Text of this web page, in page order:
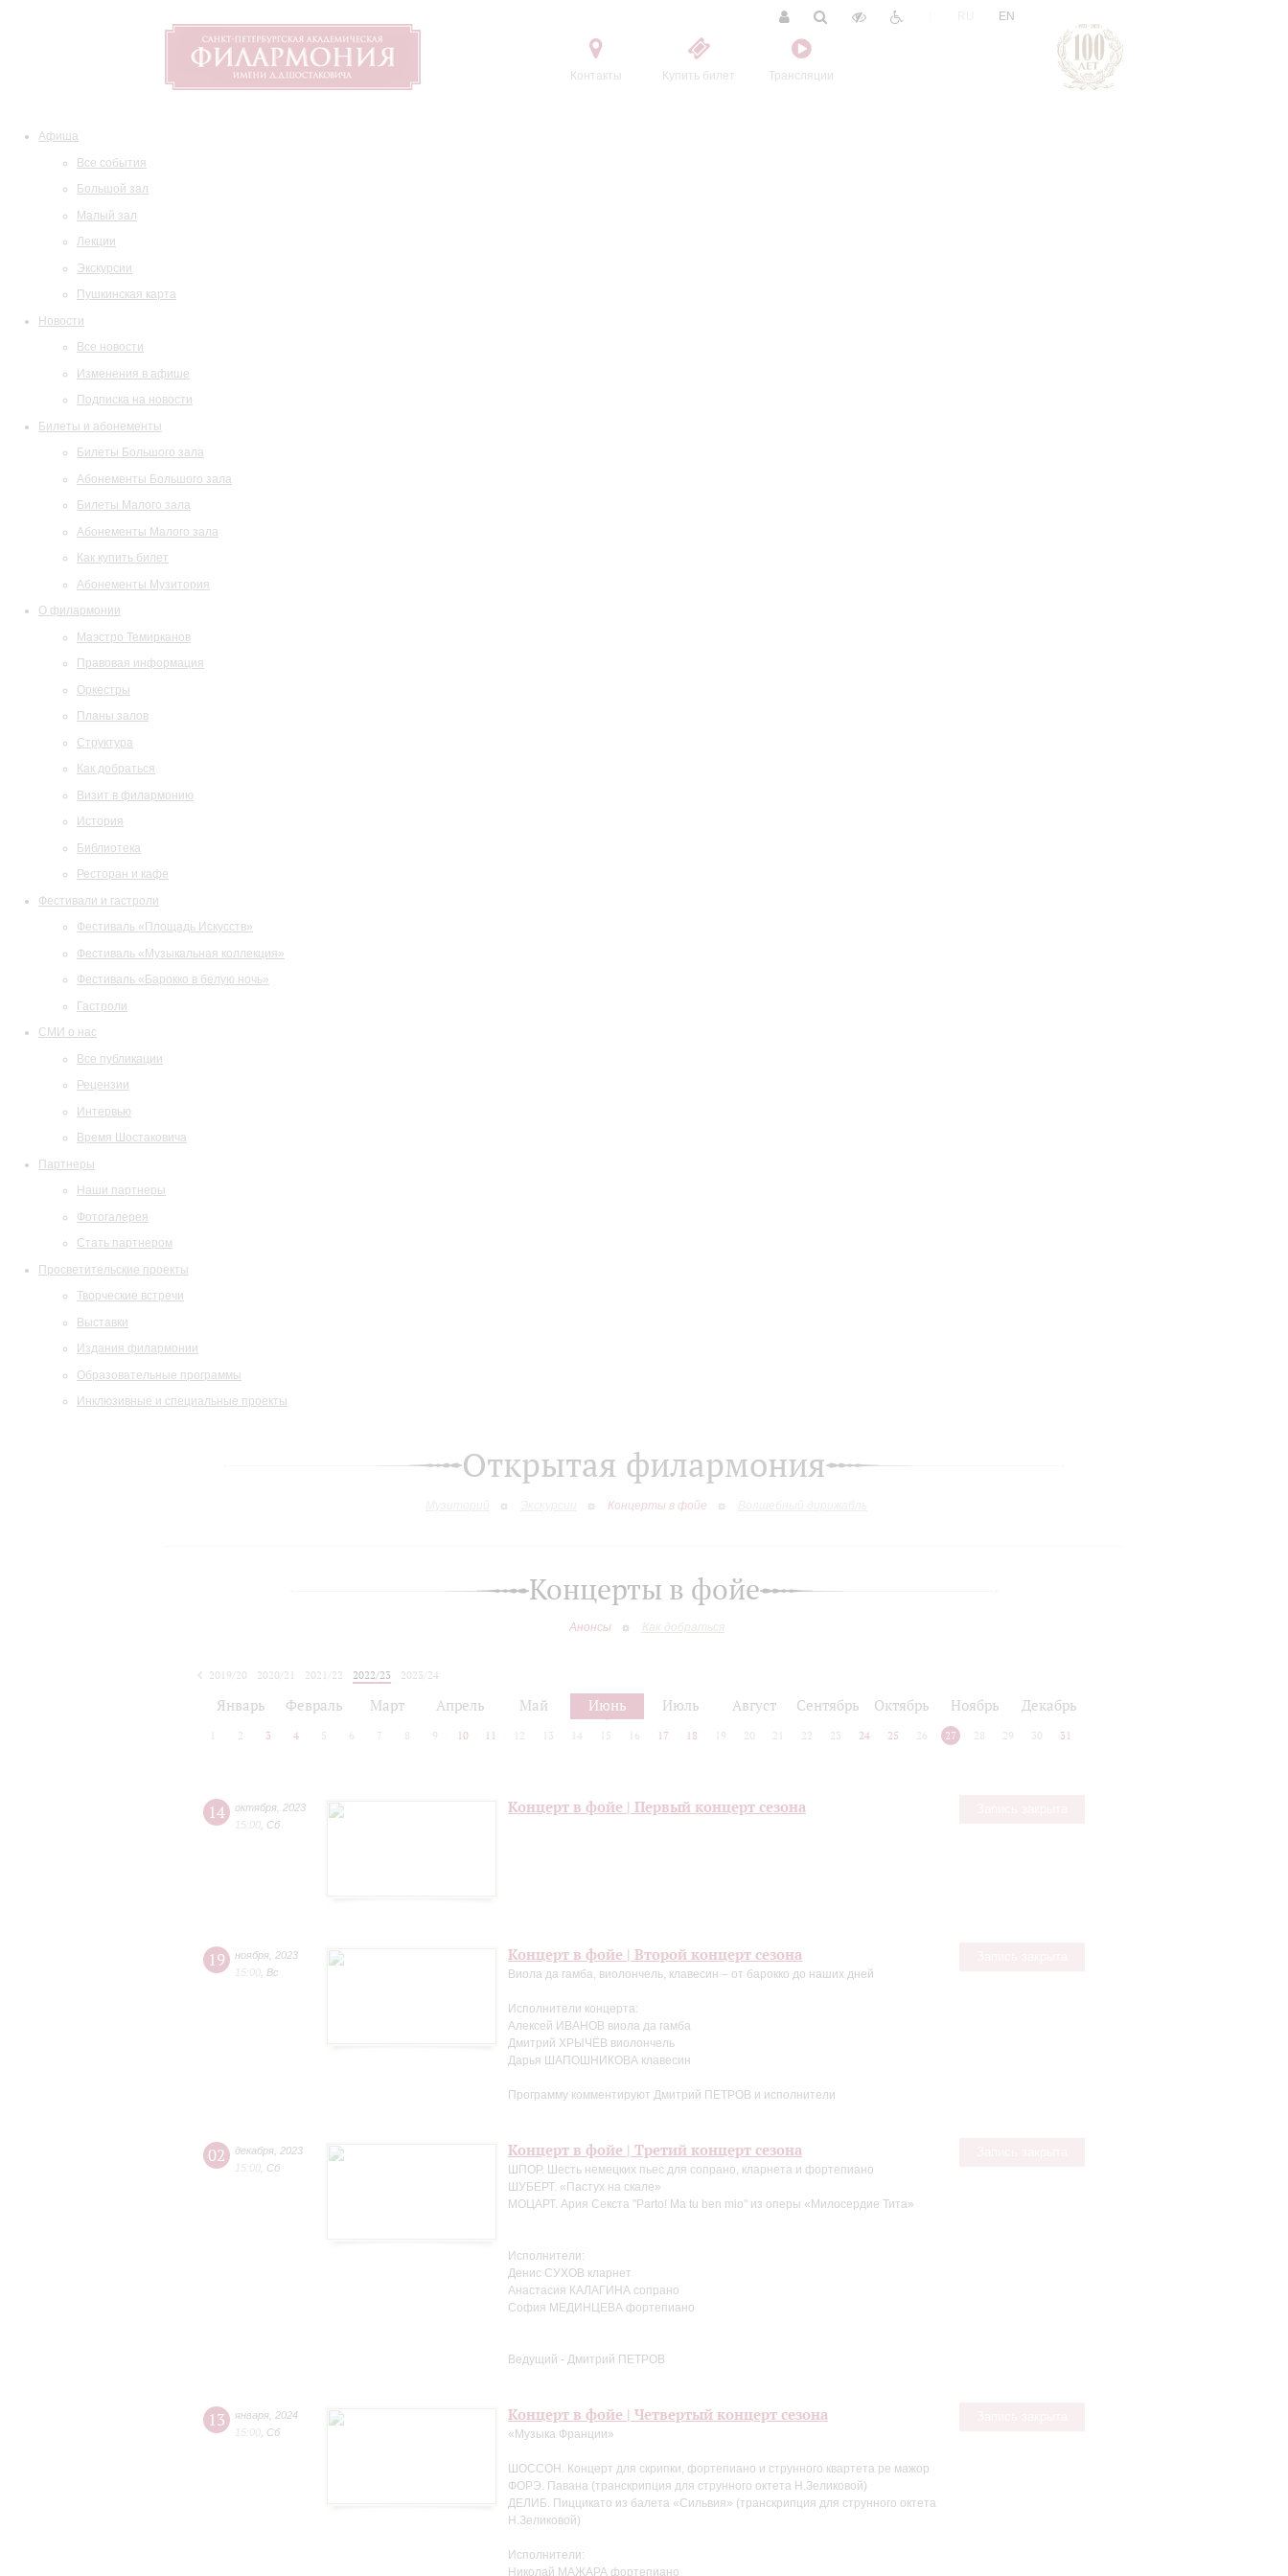
Контакты Купить билет Трансляции
EN
Афиша
Все события
Большой зал
Малый зал
Лекции
Экскурсии
Пушкинская карта
Новости
Все новости
Изменения в афише
Подписка на новости
Билеты и абонементы
Билеты Большого зала
Абонементы Большого зала
Билеты Малого зала
Абонементы Малого зала
Как купить билет
Абонементы Музитория
О филармонии
Маэстро Темирканов
Правовая информация
Оркестры
Планы залов
Структура
Как добраться
Визит в филармонию
История
Библиотека
Ресторан и кафе
Фестивали и гастроли
Фестиваль «Площадь Искусств»
Фестиваль «Музыкальная коллекция»
Фестиваль «Барокко в белую ночь»
Гастроли
СМИ о нас
Все публикации
Рецензии
Интервью
Время Шостаковича
Партнеры
Наши партнеры
Фотогалерея
Стать партнером
Просветительские проекты
Творческие встречи
Выставки
Издания филармонии
Образовательные программы
Инклюзивные и специальные проекты
Открытая филармония
Концерты в фойе
Концерты в фойе
Анонсы Как добраться
2019/20 2020/21 2021/22 2022/23
2023/24
Январь Февраль Март Апрель Май Июнь Июль Август Сентябрь Октябрь Ноябрь Декабрь
2 3 4 5 6 7 8 9 10 11 12 13 14 15 16 17 18 19 20 21 22 23 24 25 26 27 28 29 30 31
14 октября 2023
15:00 Сб
Концерт в фойе | Первый концерт сезона
19 ноября 2023
15:00 Вс
Концерт в фойе | Второй концерт сезона
Виола да гамба, виолончель, клавесин – от барокко до наших дней
Исполнители концерта:
Алексей ИВАНОВ виола да гамба
Дмитрий ХРЫЧЁВ виолончель
Дарья ШАПОШНИКОВА клавесин
Программу комментируют Дмитрий ПЕТРОВ и исполнители
02 декабря 2023
15:00 Сб
Концерт в фойе | Третий концерт сезона
ШПОР. Шесть немецких пьес для сопрано, кларнета и фортепиано
ШУБЕРТ. «Пастух на скале»
МОЦАРТ. Ария Секста "Parto! Ma tu ben mio" из оперы «Милосердие Тита»
Исполнители:
Денис СУХОВ кларнет
Анастасия КАЛАГИНА сопрано
София МЕДИНЦЕВА фортепиано
Ведущий - Дмитрий ПЕТРОВ
13 января 2024
15:00 Сб
Концерт в фойе | Четвертый концерт сезона
«Музыка Франции»
ШОССОН. Концерт для скрипки, фортепиано и струнного квартета ре мажор
ФОРЭ. Павана (транскрипция для струнного октета Н.Зеликовой)
ДЕЛИБ. Пиццикато из балета «Сильвия» (транскрипция для струнного октета
Н.Зеликовой)
Исполнители:
Николай МАЖАРА фортепиано